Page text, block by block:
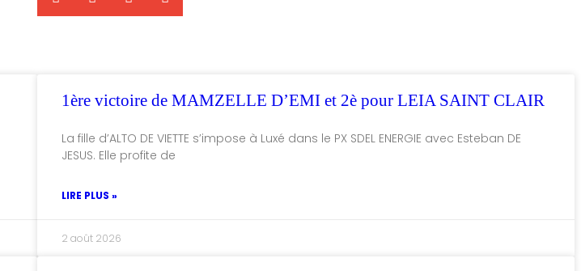
1ère victoire de MAMZELLE D’EMI et 2è pour LEIA SAINT CLAIR
La fille d’ALTO DE VIETTE s’impose à Luxé dans le PX SDEL ENERGIE avec Esteban DE
JESUS. Elle profite de
LIRE PLUS »
2 août 2026